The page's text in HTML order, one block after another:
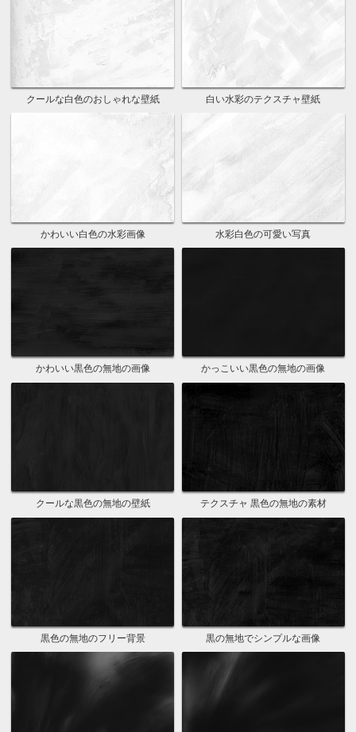
クールな白色のおしゃれな壁紙 白い水彩のテクスチャ壁紙
かわいい白色の水彩画像 水彩白色の可愛い写真
かわいい黒色の無地の画像 かっこいい黒色の無地の画像
クールな黒色の無地の壁紙 テクスチャ 黒色の無地の素材
黒色の無地のフリー背景 黒の無地でシンプルな画像